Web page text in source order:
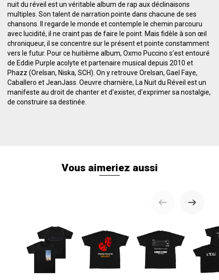
nuit du réveil est un véritable album de rap aux déclinaisons
multiples. Son talent de narration pointe dans chacune de ses
chansons. Il regarde le monde et contemple le chemin parcouru
avec lucidité, il ne craint pas de faire le point. Mais fidèle à son œil
chroniqueur, il se concentre sur le présent et pointe constamment
vers le futur. Pour ce huitième album, Oxmo Puccino s’est entouré
de Eddie Purple acolyte et partenaire musical depuis 2010 et
Phazz (Orelsan, Niska, SCH). On y retrouve Orelsan, Gael Faye,
Caballero et JeanJass. Oeuvre charnière, La Nuit du Réveil est un
manifeste au droit de chanter et d'exister, d'exprimer sa nostalgie,
de construire sa destinée.
Vous aimeriez aussi